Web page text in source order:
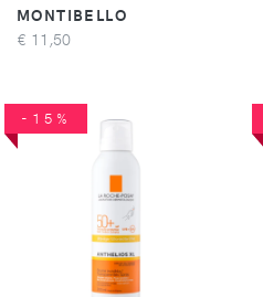
MONTIBELLO
€ 11,50
-15%